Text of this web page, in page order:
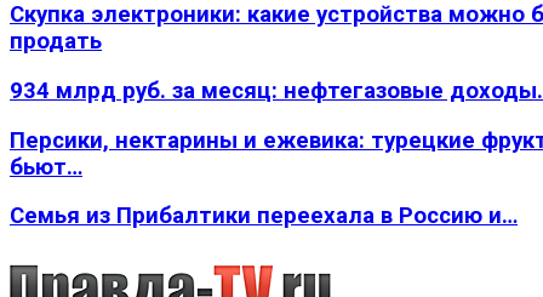
Скупка электроники: какие устройства можно
продать
934 млрд руб. за месяц: нефтегазовые
Персики, нектарины и ежевика: турецкие
бьют…
Семья из Прибалтики переехала в Россию и…